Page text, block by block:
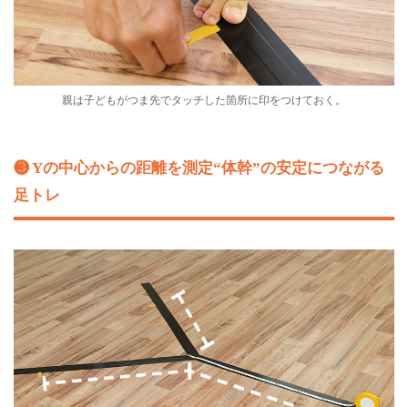
親は子どもがつま先でタッチした箇所に印をつけておく。
❸ Yの中心からの距離を測定“体幹”の安定につながる
足トレ